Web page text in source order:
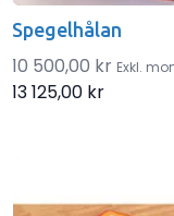
Spegelhålan
10 500,00 kr Exkl.
13 125,00 kr